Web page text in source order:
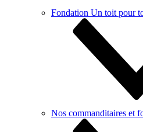
Fondation Un toit pour
Nos commanditaires et